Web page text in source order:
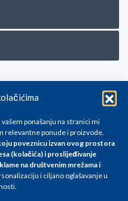
ponašanju na stranici mi
relevantne ponude i proizvode.
poveznicu izvan ovog prostora
(kolačića) i proslijeđivanje
na društvenim mrežama i
i ciljano oglašavanje u
obratite nam se na
karaktera i podložne su
u Eurima i uključuju PDV. Sve